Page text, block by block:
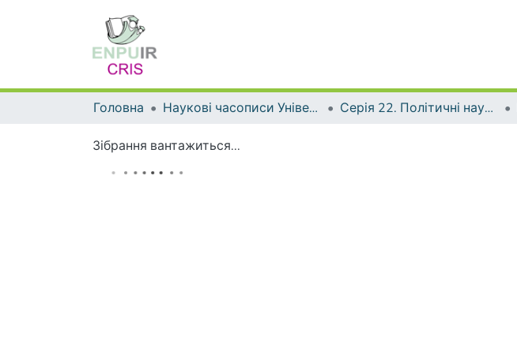
Головна Наукові часописи Університету Серія 22. Політичні науки та методики викладання соціально-політичних дисциплін
Зібрання вантажиться...